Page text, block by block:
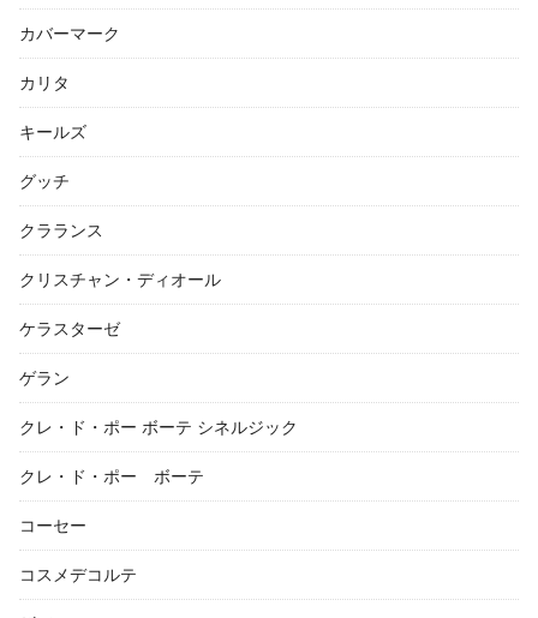
カバーマーク
カリタ
キールズ
グッチ
クラランス
クリスチャン・ディオール
ケラスターゼ
ゲラン
クレ・ド・ポー ボーテ シネルジック
クレ・ド・ポー ボーテ
コーセー
コスメデコルテ